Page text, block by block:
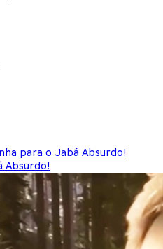
para o Jabá Absurdo!
Absurdo!